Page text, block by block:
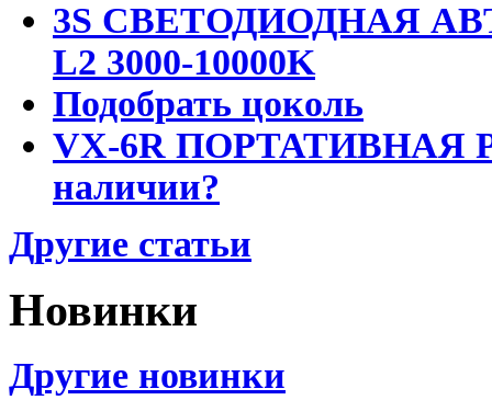
3S СВЕТОДИОДНАЯ
L2 3000-10000K
Подобрать цоколь
VX-6R ПОРТАТИВНАЯ
наличии?
Другие статьи
Новинки
Другие новинки